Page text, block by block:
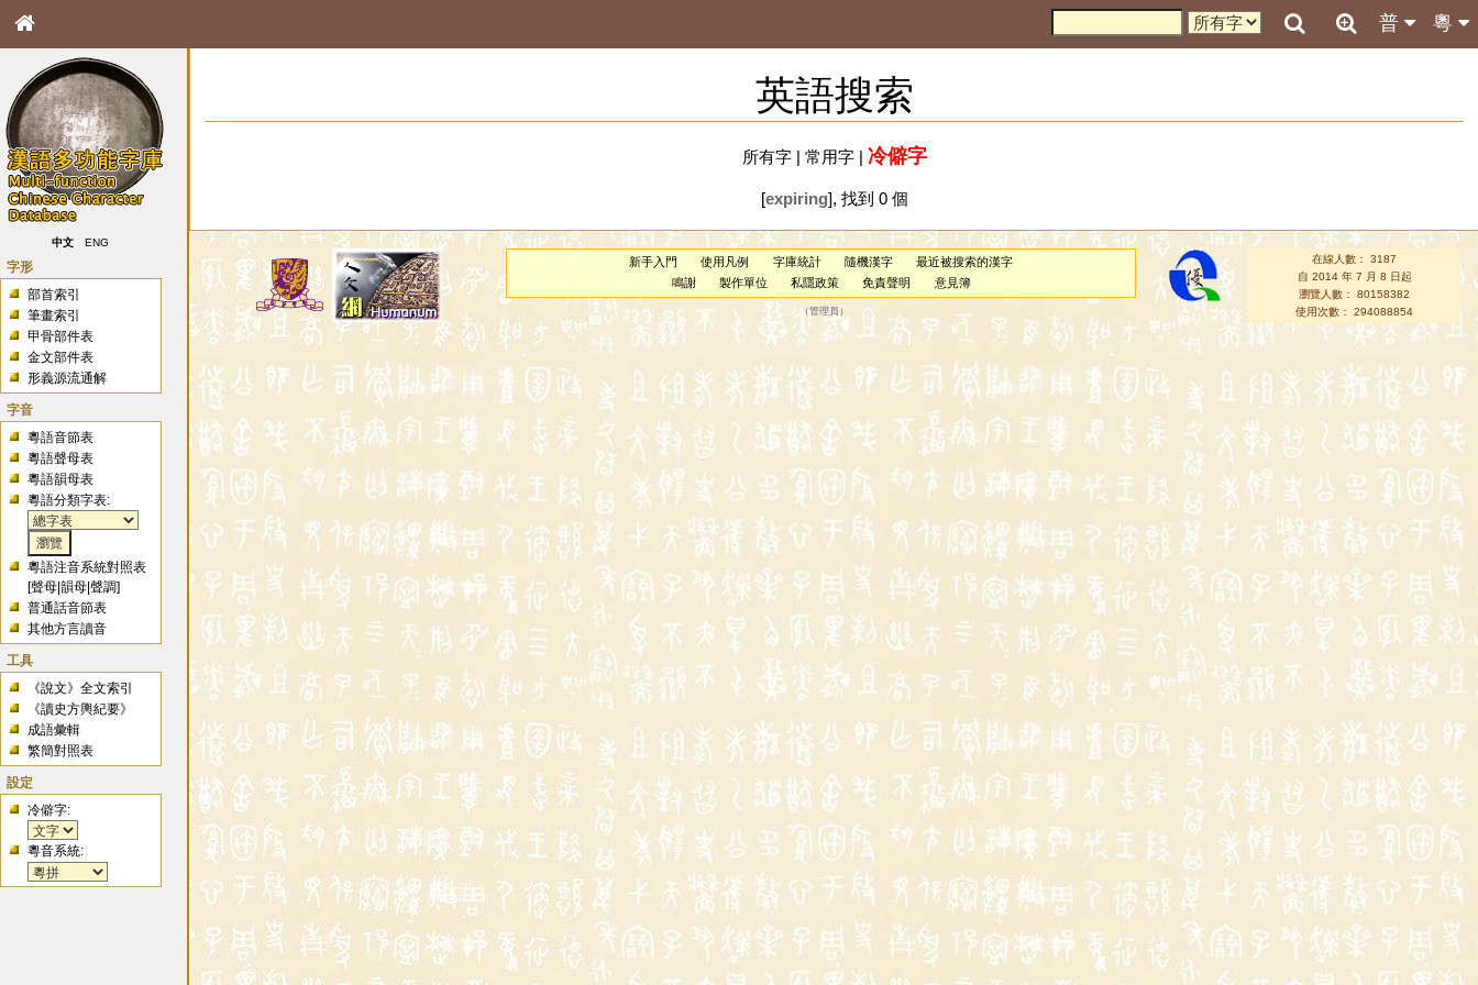
粵
普
中文 ENG
字形
部首索引
筆畫索引
甲骨部件表
金文部件表
形義源流通解
字音
粵語音節表
粵語聲母表
粵語韻母表
粵語分類字表:
粵語注音系統對照表
[聲母 |韻母 |聲調]
普通話音節表
其他方言讀音
工具
《說文》全文索引
《讀史方輿紀要》
成語彙輯
繁簡對照表
設定
冷僻字:
粵音系統:
英語搜索
所有字| 常用字| 冷僻字
[expiring], 找到 0 個
新手入門 使用凡例 字庫統計 隨機漢字
最近被搜索的漢字
鳴謝
製作單位 私隱政策 免責聲明 意見簿
（管理員 ）
在線人數： 3187
自 2014 年 7 月 8 日起
瀏覽人數： 80158382
使用次數： 294088854